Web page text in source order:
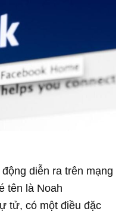
diễn ra trên mạng
tên là Noah
tử, có một điều đặc